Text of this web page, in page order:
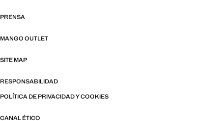
PRENSA
MANGO OUTLET
SITE MAP
RESPONSABILIDAD
POLÍTICA DE PRIVACIDAD Y COOKIES
CANAL ÉTICO